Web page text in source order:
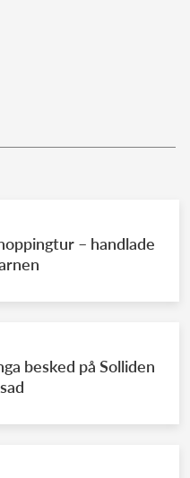
– handlade
besked på Solliden